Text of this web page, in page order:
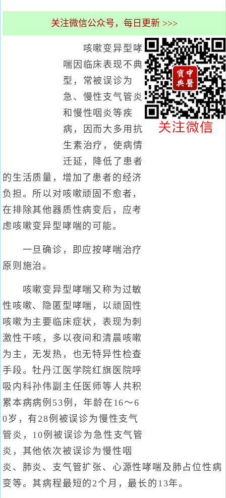
关注微信公众号，每日更新 >>>
咳嗽变异型哮
喘因临床表现不典
型，常被误诊为
急、慢性支气管炎
和慢性咽炎等疾
病，因而大多用抗
生素治疗，使病情
迁延，降低了患者
的生活质量，增加了患者的经济
负担。所以对咳嗽顽固不愈者，
在排除其他器质性病变后，应考
虑咳嗽变异型哮喘的可能。
一旦确诊，即应按哮喘治疗
原则施治。
咳嗽变异型哮喘又称为过敏
性咳嗽、隐匿型哮喘，以顽固性
咳嗽为主要临床症状，表现为刺
激性干咳，多以夜间和清晨咳嗽
为主，无发热，也无特异性检查
手段。牡丹江医学院红旗医院呼
吸内科孙伟副主任医师等人共积
累本病病例53例，年龄在16～6
0岁，有28例被误诊为慢性支气
管炎，10例被误诊为急性支气管
炎，其他依次被误诊为慢性咽
炎、肺炎、支气管扩张、心源性哮喘及肺占位性病
变等。其病程最短的2个月，最长的13年。